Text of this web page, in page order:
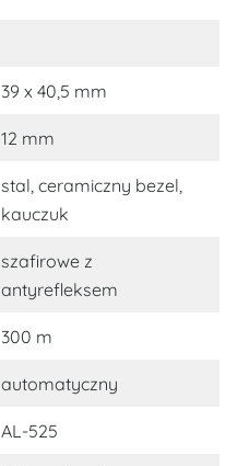
39 x 40,5 mm
12 mm
stal, ceramiczny bezel,
kauczuk
szafirowe z
antyrefleksem
300 m
automatyczny
AL-525